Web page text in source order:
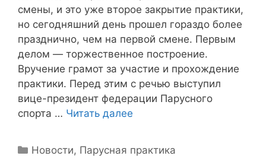
смены, и это уже второе закрытие практики,
но сегодняшний день прошел гораздо более
празднично, чем на первой смене. Первым
делом — торжественное построение.
Вручение грамот за участие и прохождение
практики. Перед этим с речью выступил
вице-президент федерации Парусного
спорта … Читать далее
Рубрики
Новости, Парусная практика